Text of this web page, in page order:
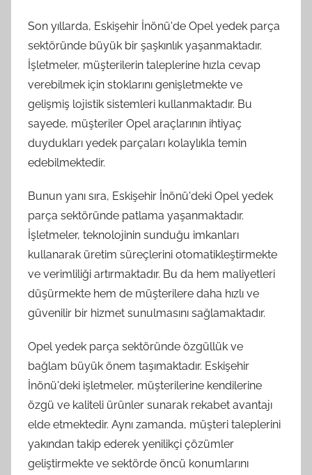
Son yıllarda, Eskişehir İnönü'de Opel yedek parça
sektöründe büyük bir şaşkınlık yaşanmaktadır.
İşletmeler, müşterilerin taleplerine hızla cevap
verebilmek için stoklarını genişletmekte ve
gelişmiş lojistik sistemleri kullanmaktadır. Bu
sayede, müşteriler Opel araçlarının ihtiyaç
duydukları yedek parçaları kolaylıkla temin
edebilmektedir.
Bunun yanı sıra, Eskişehir İnönü'deki Opel yedek
parça sektöründe patlama yaşanmaktadır.
İşletmeler, teknolojinin sunduğu imkanları
kullanarak üretim süreçlerini otomatikleştirmekte
ve verimliliği artırmaktadır. Bu da hem maliyetleri
düşürmekte hem de müşterilere daha hızlı ve
güvenilir bir hizmet sunulmasını sağlamaktadır.
Opel yedek parça sektöründe özgüllük ve
bağlam büyük önem taşımaktadır. Eskişehir
İnönü'deki işletmeler, müşterilerine kendilerine
özgü ve kaliteli ürünler sunarak rekabet avantajı
elde etmektedir. Aynı zamanda, müşteri taleplerini
yakından takip ederek yenilikçi çözümler
geliştirmekte ve sektörde öncü konumlarını